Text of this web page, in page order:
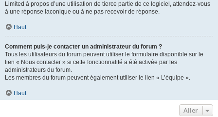
Limited à propos d’une utilisation de tierce partie de ce logiciel, attendez-vous
à une réponse laconique ou à ne pas recevoir de réponse.
Haut
Comment puis-je contacter un administrateur du forum ?
Tous les utilisateurs du forum peuvent utiliser le formulaire disponible sur le
lien « Nous contacter » si cette fonctionnalité a été activée par les
administrateurs du forum.
Les membres du forum peuvent également utiliser le lien « L’équipe ».
Haut
Aller